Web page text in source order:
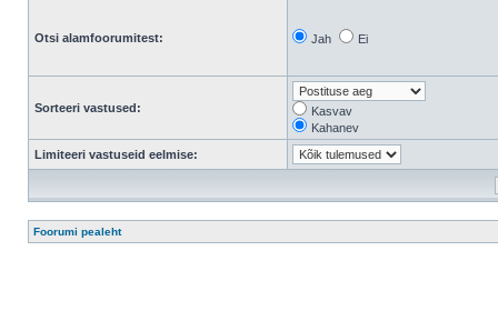
Otsi alamfoorumitest: Jah Ei
Sorteeri vastused:
Kasvav
Kahanev
Limiteeri vastuseid eelmise:
Foorumi pealeht